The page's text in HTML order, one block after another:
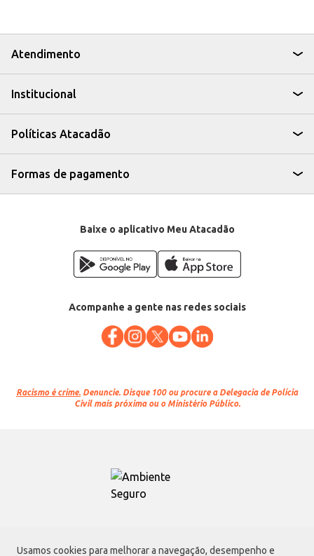
Usamos cookies para melhorar a navegação, desempenho e
Atendimento
Institucional
Políticas Atacadão
Formas de pagamento
Baixe o aplicativo Meu Atacadão
Acompanhe a gente nas redes sociais
Racismo é crime. Denuncie. Disque 100 ou procure a Delegacia de Polícia
Civil mais próxima ou o Ministério Público.
Atacadão S.A.